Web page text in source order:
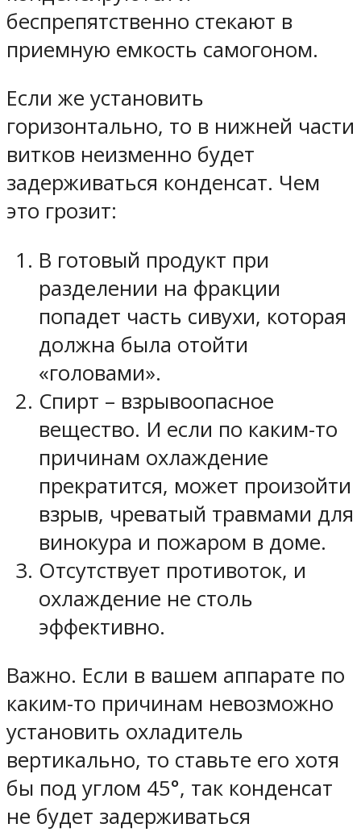
беспрепятственно стекают в
приемную емкость самогоном.
Если же установить
горизонтально, то в нижней части
витков неизменно будет
задерживаться конденсат. Чем
это грозит:
В готовый продукт при
разделении на фракции
попадет часть сивухи, которая
должна была отойти
«головами».
Спирт – взрывоопасное
вещество. И если по каким-то
причинам охлаждение
прекратится, может произойти
взрыв, чреватый травмами для
винокура и пожаром в доме.
Отсутствует противоток, и
охлаждение не столь
эффективно.
Важно. Если в вашем аппарате по
каким-то причинам невозможно
установить охладитель
вертикально, то ставьте его хотя
бы под углом 45°, так конденсат
не будет задерживаться